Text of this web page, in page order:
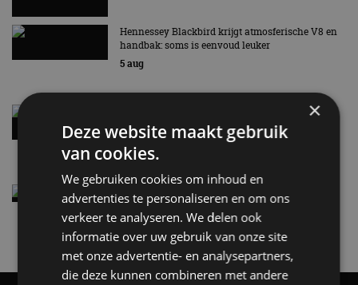
Hennessey Blackbird krijgt atmosferische V8 en
handbak: soms is eenvoud leuker
5 aug
Audi A2 e-Tron mikt op verbruik van 12,8 kWh
per 100 kilometer
Elektrische Geely E2 (tijdelijk) net zo goedkoop
als een Renault Twingo
4 aug
×
Deze website maakt gebruik
van cookies.
We gebruiken cookies om inhoud en
advertenties te personaliseren en om ons
verkeer te analyseren. We delen ook
informatie over uw gebruik van onze site
met onze advertentie- en analysepartners,
die deze kunnen combineren met andere